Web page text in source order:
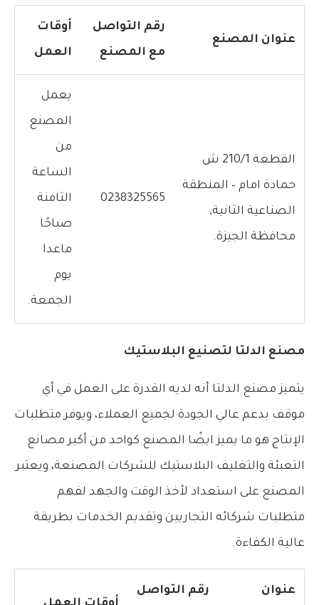
عنوان المصنع
رقم التواصل
مع المصنع
أوقات
العمل
القطعة 210/1 ش
حمادة امام – المنطقة
الصناعية الثانية,
محافظة الجيزة.
0238325565
يعمل
المصنع
من
الساعة
الثامنة
صباحًا
ماعدا
يوم
الجمعة.
مصنع الدلتا لتصنيع البلاستيك
يتميز مصنع الدلتا أنه لديه القدرة على العمل في أي
موقف بدعم عالي الجودة لجميع العملاء، ويوفر متطلبات
الإنتاج هو ما يميز ايضًا المصنع كواحد من أكبر مصانع
التعبئة والتغليف البلاستيك للشركات المصنعة، ويعتبر
المصنع على استعداد لأخذ الوقت والجهد لفهم
متطلبات شركائه التجاريين وتقديم الخدمات بطريقة
عالية الكفاءة.
عنوان
رقم التواصل